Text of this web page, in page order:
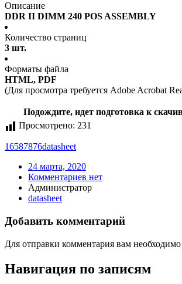
Описание
DDR II DIMM 240 POS ASSEMBLY
Количество страниц
3 шт.
Форматы файла
HTML, PDF
(Для просмотра требуется Adobe Acrobat
Подождите, идет подготовка к
Просмотрено: 231
16587876datasheet
24 марта, 2020
Комментариев нет
Администратор
datasheet
Добавить комментарий
Для отправки комментария вам необходимо
Навигация по записям